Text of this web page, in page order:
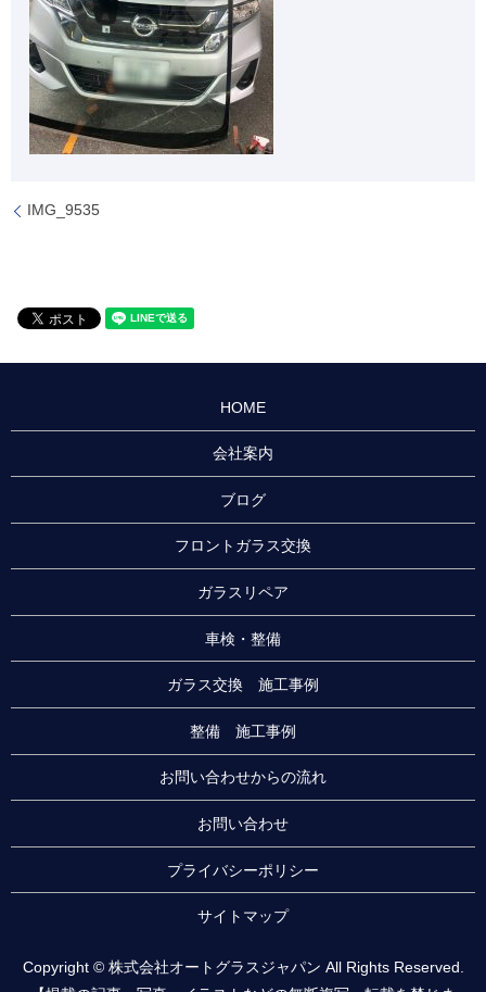
IMG_9535
HOME
会社案内
ブログ
フロントガラス交換
ガラスリペア
車検・整備
ガラス交換 施工事例
整備 施工事例
お問い合わせからの流れ
お問い合わせ
プライバシーポリシー
サイトマップ
Copyright © 株式会社オートグラスジャパン All Rights Reserved.